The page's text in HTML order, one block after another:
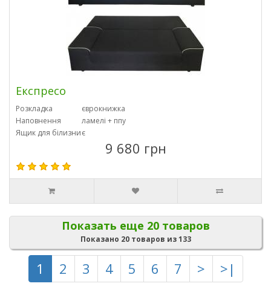
Експресо
Розкладка
єврокнижка
Наповнення
ламелі + ппу
Ящик для білизниє
9 680 грн
Показать еще 20 товаров
Показано 20 товаров из 133
1 2 3 4 5 6 7 > >|